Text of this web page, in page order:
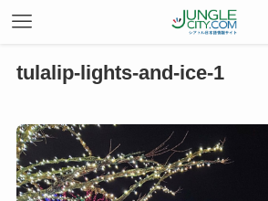
tulalip-lights-and-ice-1